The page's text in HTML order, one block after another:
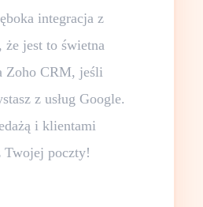
integracja z
że jest to świetna
Zoho CRM, jeśli
z usług Google.
i klientami
Twojej poczty!